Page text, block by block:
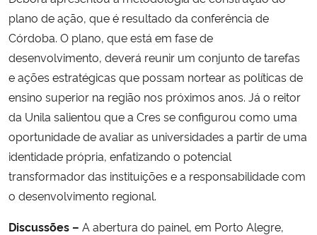
plano de ação, que é resultado da conferência de
Córdoba. O plano, que está em fase de
desenvolvimento, deverá reunir um conjunto de tarefas
e ações estratégicas que possam nortear as políticas de
ensino superior na região nos próximos anos. Já o reitor
da Unila salientou que a Cres se configurou como uma
oportunidade de avaliar as universidades a partir de uma
identidade própria, enfatizando o potencial
transformador das instituições e a responsabilidade com
o desenvolvimento regional.
Discussões – A abertura do painel, em Porto Alegre,